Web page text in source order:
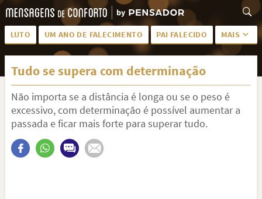
LUTO UM ANO DE FALECIMENTO PAI FALECIDO MAIS
LUTO PARA AMIGA PALAVRAS
SAUDADES DA MÃE PÊSAMES
PÊSAMES PARA AMIGA DESCANSE EM PAZ
MEUS SENTIMENTOS PÊSAMES PARA AMIGO
FRASES DE LUTO PARA AMIGO
Tudo se supera com determinação
Não importa se a distância é longa ou se o peso é
excessivo, com determinação é possível aumentar a
passada e ficar mais forte para superar tudo.